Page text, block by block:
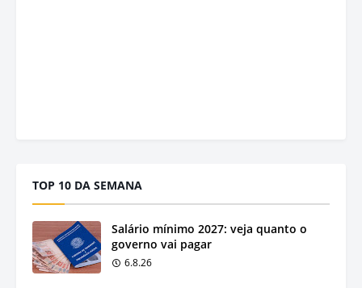
TOP 10 DA SEMANA
Salário mínimo 2027: veja quanto o
governo vai pagar
6.8.26